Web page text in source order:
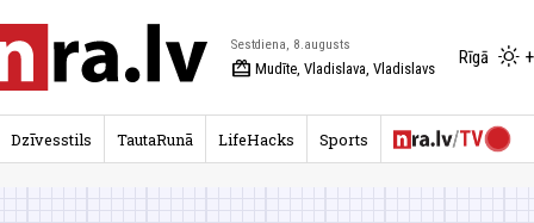
Sestdiena, 8.augusts
redeem Mudīte, Vladislava, Vladislavs
Rīgā
Dzīvesstils TautaRunā LifeHacks Sports